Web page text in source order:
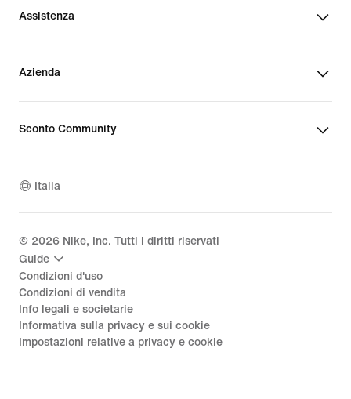
Assistenza
Azienda
Sconto Community
Italia
© 2026 Nike, Inc. Tutti i diritti riservati
Guide
Condizioni d'uso
Condizioni di vendita
Info legali e societarie
Informativa sulla privacy e sui cookie
Impostazioni relative a privacy e cookie